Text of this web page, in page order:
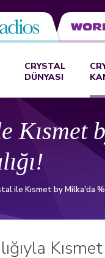
CRYSTAL
DÜNYASI
Kısmet
ile Kısmet by Milka'da